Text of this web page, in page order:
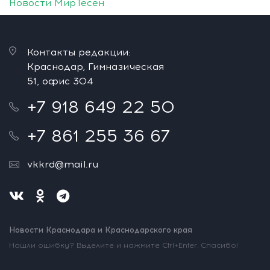
Новости МирТесен
Контакты редакции:
Краснодар, Гимназическая
51, офис 304
+7 918 649 22 50
+7 861 255 36 67
vkkrd@mail.ru
Новости Краснодара и Краснодарского края
Нашли ошибку? Выделите и нажмите Ctrl+Enter. Спасибо!